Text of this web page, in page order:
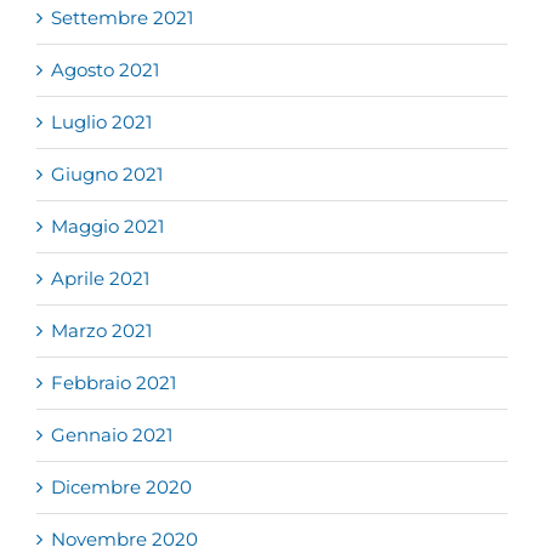
Settembre 2021
Agosto 2021
Luglio 2021
Giugno 2021
Maggio 2021
Aprile 2021
Marzo 2021
Febbraio 2021
Gennaio 2021
Dicembre 2020
Novembre 2020